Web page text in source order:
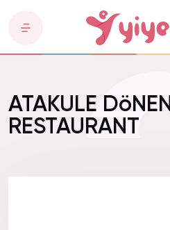
ATAKULE DöNEN
RESTAURANT